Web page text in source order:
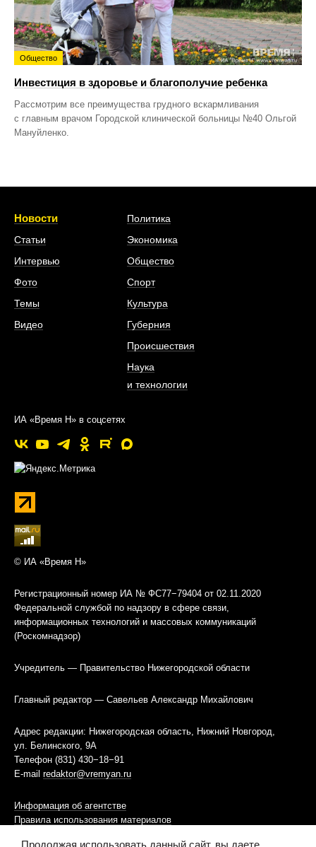
Общество
Инвестиция в здоровье и благополучие ребенка
Рассмотрим все преимущества грудного вскармливания
с главным врачом Городской клинической больницы №40 Ольгой
Мануйленко.
Новости
Статьи
Интервью
Фото
Темы
Видео
Политика
Экономика
Общество
Спорт
Культура
Губерния
Происшествия
Наука
и технологии
ИА «Время Н» в соцсетях
© ИА «Время Н»
Регистрационный номер ИА № ФС77−79404 от 02.11.2020
Федеральной службой по надзору в сфере связи,
информационных технологий и массовых коммуникаций
(Роскомнадзор)
Учредитель — Правительство Нижегородской области
Главный редактор — Савельев Александр Михайлович
Адрес редакции: Нижегородская область, Нижний Новгород,
ул. Белинского, 9А
Телефон (831) 430−18−91
E-mail redaktor@vremyan.ru
Информация об агентстве
Правила использования материалов
Продолжая использовать данный сайт, вы даете